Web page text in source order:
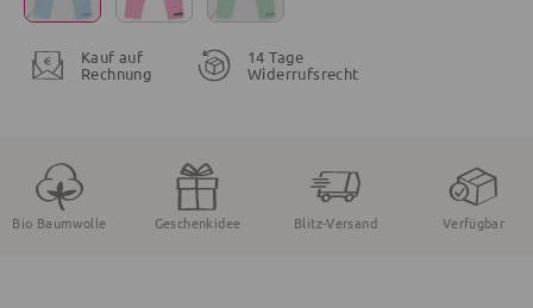
Kauf auf
Rechnung
14 Tage
Widerrufsrecht
Bio Baumwolle Geschenkidee Blitz-Versand Verfügbar